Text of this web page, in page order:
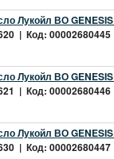
Лукойл ВО
| Код:
Лукойл ВО
| Код:
Лукойл ВО
| Код: